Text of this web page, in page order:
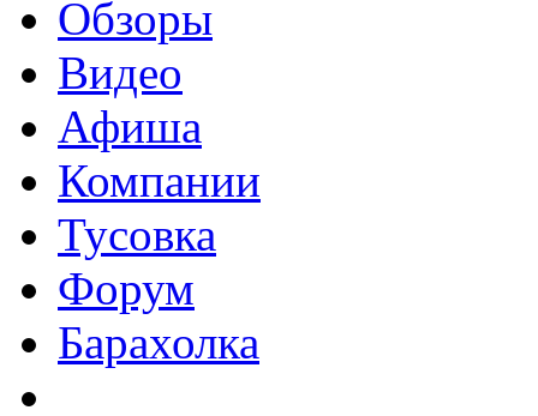
Обзоры
Видео
Афиша
Компании
Тусовка
Форум
Барахолка